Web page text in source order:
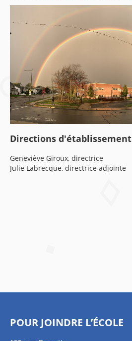
Directions d'établissement
Geneviève Giroux, directrice
Julie Labrecque, directrice adjointe
POUR JOINDRE L’ÉCOLE